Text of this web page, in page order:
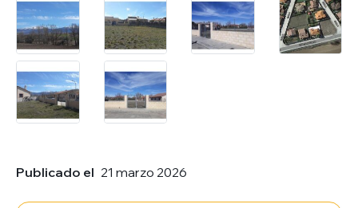
Publicado el 21 marzo 2026